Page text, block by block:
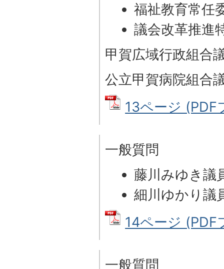
福祉教育常任
議会改革推進
甲賀広域行政組合
公立甲賀病院組合
13ページ
一般質問
藤川みゆき議
細川ゆかり議
14ページ (PDF
一般質問